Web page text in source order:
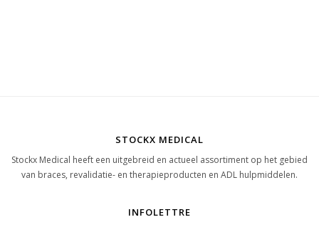
STOCKX MEDICAL
Stockx Medical heeft een uitgebreid en actueel assortiment op het gebied
van braces, revalidatie- en therapieproducten en ADL hulpmiddelen.
INFOLETTRE